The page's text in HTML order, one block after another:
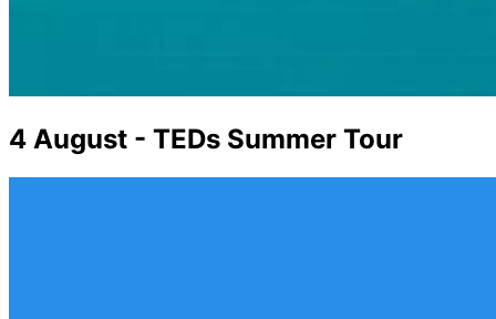
4 August - TEDs Summer Tour